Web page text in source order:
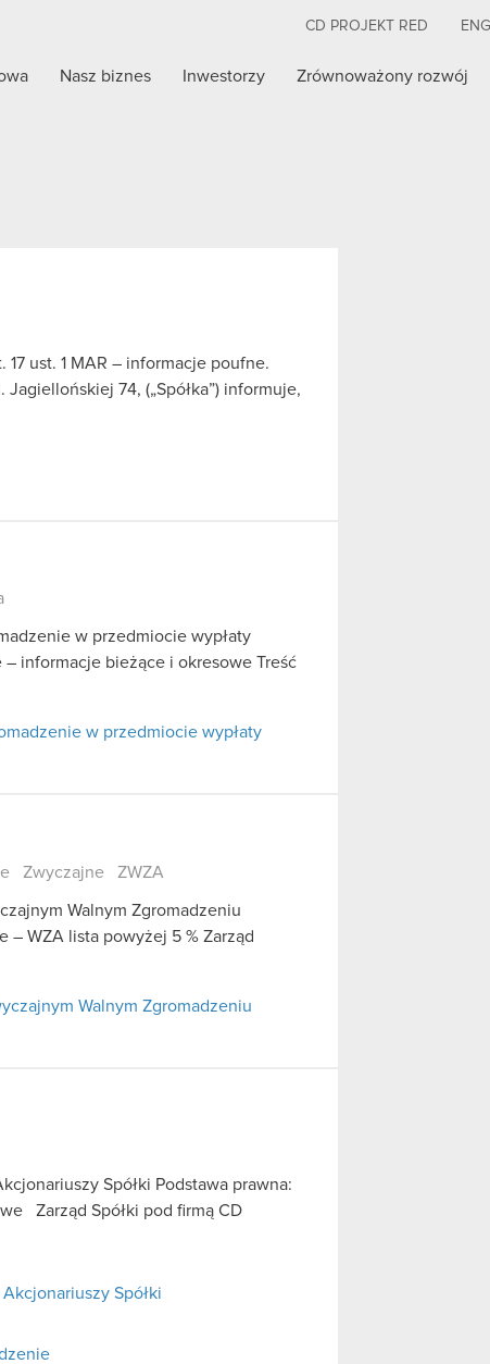
CD PROJEKT RED
Nasz biznes Inwestorzy Zrównoważony rozwój
ust. 1 MAR – informacje poufne.
74, („Spółka”) informuje,
w przedmiocie wypłaty
informacje bieżące i okresowe Treść
w przedmiocie wypłaty
Zwyczajne ZWZA
Walnym Zgromadzeniu
– WZA lista powyżej 5 % Zarząd
Walnym Zgromadzeniu
Spółki Podstawa prawna:
Zarząd Spółki pod firmą CD
Spółki